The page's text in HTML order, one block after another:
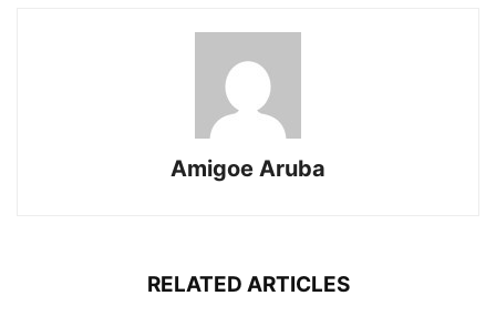
Amigoe Aruba
RELATED ARTICLES